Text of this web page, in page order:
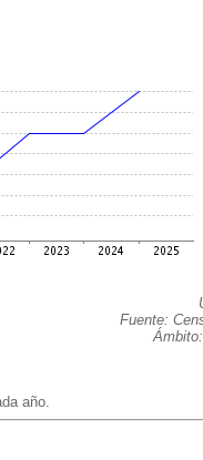
Fuente:
año.